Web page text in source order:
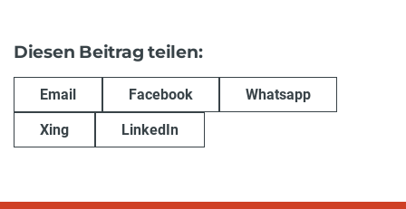
Diesen Beitrag teilen:
Email Facebook Whatsapp
Xing LinkedIn